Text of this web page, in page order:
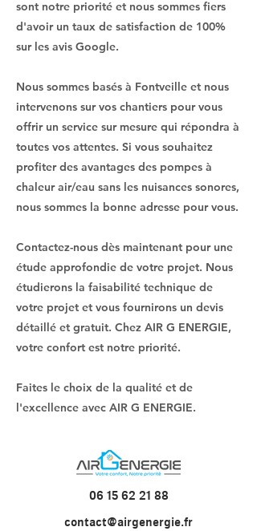
sont notre priorité et nous sommes fiers
d'avoir un taux de satisfaction de 100%
sur les avis Google.
Nous sommes basés à Fontveille et nous
intervenons sur vos chantiers pour vous
offrir un service sur mesure qui répondra à
toutes vos attentes. Si vous souhaitez
profiter des avantages des pompes à
chaleur air/eau sans les nuisances sonores,
nous sommes la bonne adresse pour vous.
Contactez-nous dès maintenant pour une
étude approfondie de votre projet. Nous
étudierons la faisabilité technique de
votre projet et vous fournirons un devis
détaillé et gratuit. Chez AIR G ENERGIE,
votre confort est notre priorité.
Faites le choix de la qualité et de
l'excellence avec AIR G ENERGIE.
06 15 62 21 88
contact@airgenergie.fr